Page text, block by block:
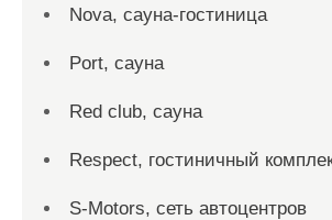
Nova, сауна-гостиница
Port, сауна
Red сlub, сауна
Respect, гостиничный
S-Motors, сеть автоцентров